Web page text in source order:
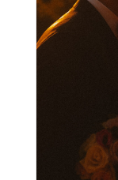
SLIKE